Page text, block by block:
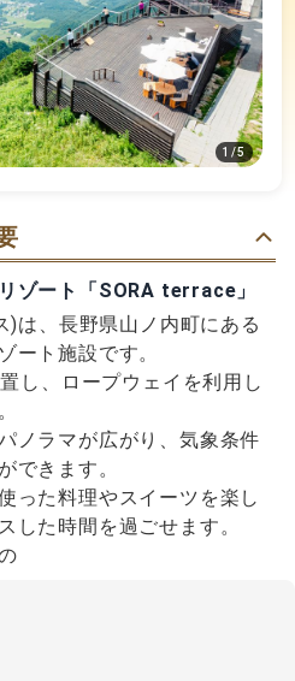
1/5
ゾート「SORA terrace」
は、長野県山ノ内町にある
ート施設です。
し、ロープウェイを利用し
ノラマが広がり、気象条件
できます。
った料理やスイーツを楽し
した時間を過ごせます。